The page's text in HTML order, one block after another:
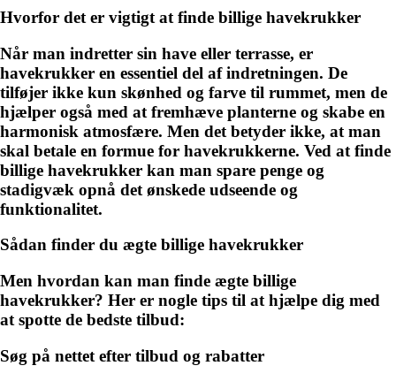
Hvorfor det er vigtigt at finde billige havekrukker
Når man indretter sin have eller terrasse, er
havekrukker en essentiel del af indretningen. De
tilføjer ikke kun skønhed og farve til rummet, men de
hjælper også med at fremhæve planterne og skabe en
harmonisk atmosfære. Men det betyder ikke, at man
skal betale en formue for havekrukkerne. Ved at finde
billige havekrukker kan man spare penge og
stadigvæk opnå det ønskede udseende og
funktionalitet.
Sådan finder du ægte billige havekrukker
Men hvordan kan man finde ægte billige
havekrukker? Her er nogle tips til at hjælpe dig med
at spotte de bedste tilbud:
Søg på nettet efter tilbud og rabatter